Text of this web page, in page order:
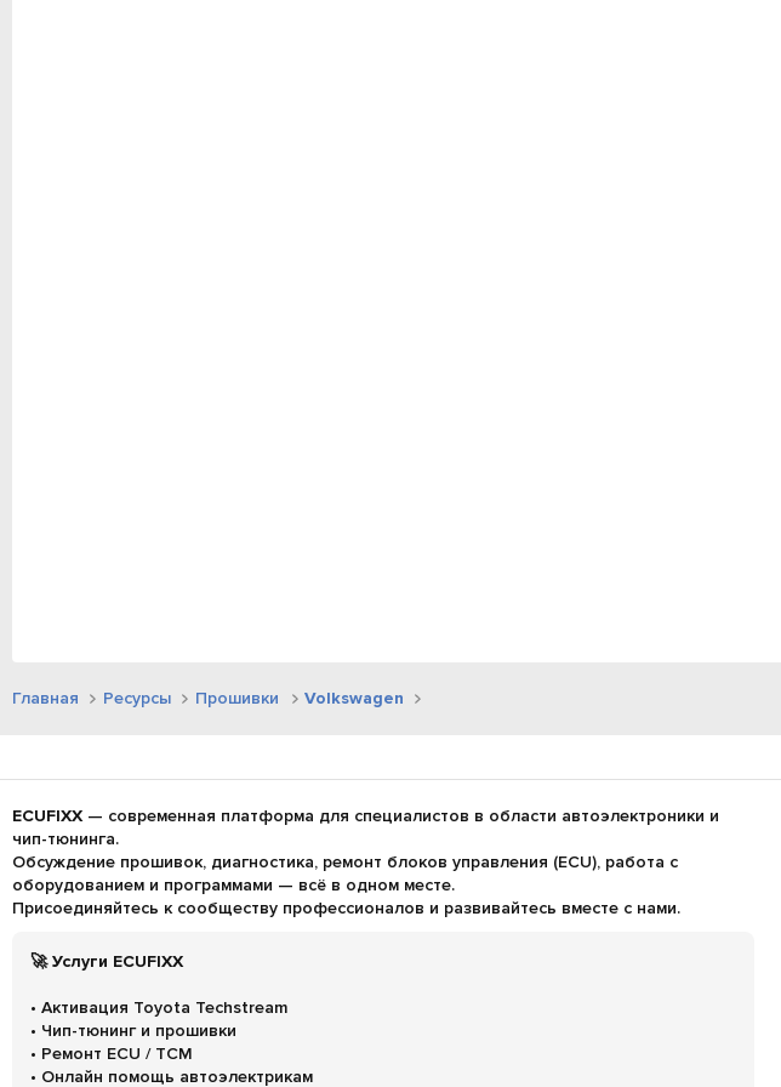
Главная Ресурсы Прошивки Volkswagen
ECUFIXX— современная платформа для специалистов в области автоэлектроники и
чип-тюнинга.
Обсуждение прошивок, диагностика, ремонт блоков управления (ECU), работа с
оборудованием и программами — всё в одном месте.
Присоединяйтесь к сообществу профессионалов и развивайтесь вместе с нами.
🚀 Услуги ECUFIXX
• Активация Toyota Techstream
• Чип-тюнинг и прошивки
• Ремонт ECU / TCM
• Онлайн помощь автоэлектрикам